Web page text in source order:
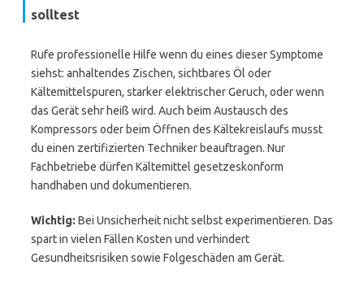
solltest
Rufe professionelle Hilfe wenn du eines dieser Symptome
siehst: anhaltendes Zischen, sichtbares Öl oder
Kältemittelspuren, starker elektrischer Geruch, oder wenn
das Gerät sehr heiß wird. Auch beim Austausch des
Kompressors oder beim Öffnen des Kältekreislaufs musst
du einen zertifizierten Techniker beauftragen. Nur
Fachbetriebe dürfen Kältemittel gesetzeskonform
handhaben und dokumentieren.
Wichtig: Bei Unsicherheit nicht selbst experimentieren. Das
spart in vielen Fällen Kosten und verhindert
Gesundheitsrisiken sowie Folgeschäden am Gerät.